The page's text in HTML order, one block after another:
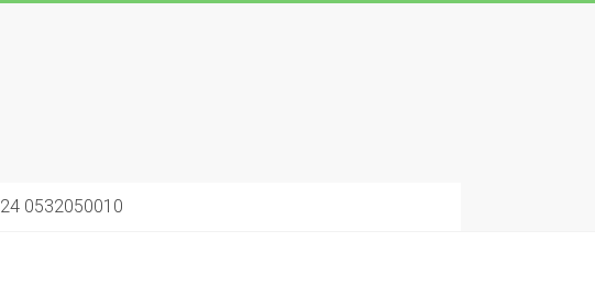
0532050010